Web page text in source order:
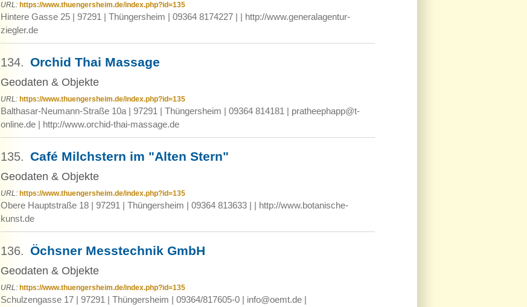
URL: https://www.thuengersheim.de/index.php?id=135
Hintere Gasse 25 | 97291 | Thüngersheim | 09364 8174227 | | http://www.generalagentur-
ziegler.de
134. Orchid Thai Massage
Geodaten & Objekte
URL: https://www.thuengersheim.de/index.php?id=135
Balthasar-Neumann-Straße 10a | 97291 | Thüngersheim | 09364 814181 | pratheephapp@t-
online.de | http://www.orchid-thai-massage.de
135. Café Milchstern im "Alten Stern"
Geodaten & Objekte
URL: https://www.thuengersheim.de/index.php?id=135
Obere Hauptstraße 18 | 97291 | Thüngersheim | 09364 813633 | | http://www.botanische-
kunst.de
136. Öchsner Messtechnik GmbH
Geodaten & Objekte
URL: https://www.thuengersheim.de/index.php?id=135
Schulzengasse 17 | 97291 | Thüngersheim | 09364/817605-0 | info@oemt.de |